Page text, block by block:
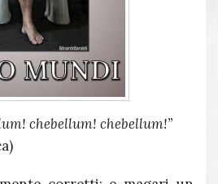
chebellum! chebellum!”